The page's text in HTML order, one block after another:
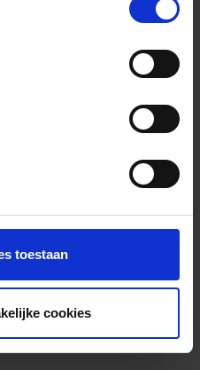
toestaan
cookies